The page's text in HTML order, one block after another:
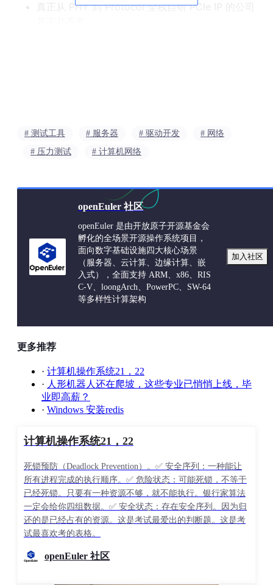
真正从 PHY 到 Protocol 全栈自研 PCIe IP 的公司
而像：
Intel
Broadcom
这种大型厂商，则更多采用内部自研 PCIe IP 团队。
二、PCIe 6.0 真正大规模落地，可能还需要几年？
客户目前主力产品仍然是 PCIe 5.0，PCIe 6.0 则已经开始进入
不过会议里大家其实形成了一个比较一致的观点：
PCIe 6.0 真正进入大规模商用，时间并不会特别快。
交流中提到：
主流x86 CPU厂家内部已经有 PCIe 6.0 CPU 原型
部分大型 OEM / ODM 厂商已经拿到原型机
国内一些服务器厂商也已经开始提前布局
但真正成熟量产的服务器平台：
大概率仍然要等到 2028 年底以后。
原因并不是协议本身的问题，而是：
信号完整性
# 测试工具 # 服务器 # 驱动开发
# 网络
# 压力测试
# 计算机网络
openEuler 社区
openEuler 是由开放原子开源基金会
孵化的全场景开源操作系统项目，
面向数字基础设施四大核心场景
（服务器、云计算、边缘计算、嵌
入式），全面支持 ARM、x86、RIS
C-V、loongArch、PowerPC、SW-64
等多样性计算架构
加入社区
更多推荐
· 计算机操作系统21，22
· 人形机器人还在爬坡，这些专业已悄悄上线，毕
业即高薪？
· Windows 安装redis
计算机操作系统21，22
死锁预防（Deadlock Prevention）。✅ 安全序列：一种能让
所有进程完成的执行顺序。✅ 危险状态：可能死锁，不等于
已经死锁。只要有一种资源不够，就不能执行。银行家算法
一定会给你四组数据。✅ 安全状态：存在安全序列。因为归
还的是已经占有的资源。这是考试最爱出的判断题。这是考
试最喜欢考的表格。
openEuler 社区